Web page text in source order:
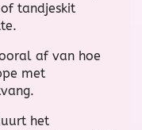
tandjeskit
af van hoe
met
het